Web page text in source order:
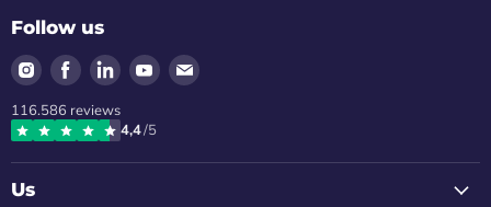
Follow us
Find
on
Instagram
Find
on
Facebook
Find
on
LinkedIn
Find Find
116.586 reviews
4,4/5
Us